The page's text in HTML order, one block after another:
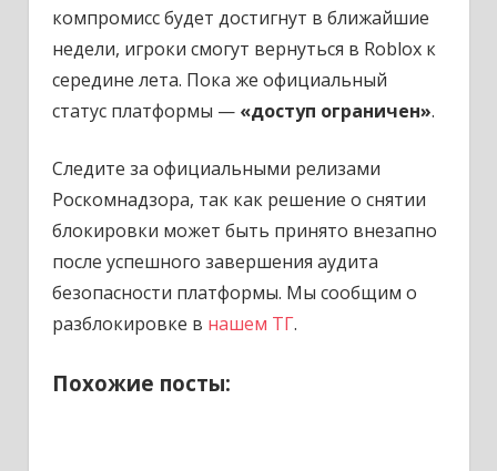
компромисс будет достигнут в ближайшие
недели, игроки смогут вернуться в Roblox к
середине лета. Пока же официальный
статус платформы — «доступ ограничен».
Следите за официальными релизами
Роскомнадзора, так как решение о снятии
блокировки может быть принято внезапно
после успешного завершения аудита
безопасности платформы. Мы сообщим о
разблокировке в нашем ТГ.
Похожие посты: